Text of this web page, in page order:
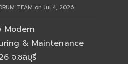
TEAM on Jul 4, 2026
Modern
& Maintenance
จ.ชลบุรี